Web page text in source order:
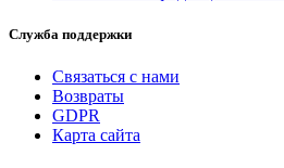
Служба поддержки
Связаться с нами
Возвраты
GDPR
Карта сайта